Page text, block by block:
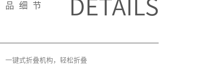
品细节 DETAILS
一键式折叠机构，轻松折叠